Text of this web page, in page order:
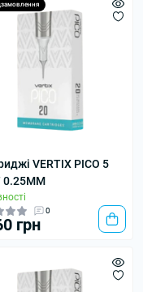
VERTIX PICO 5
0.25MM
0
грн